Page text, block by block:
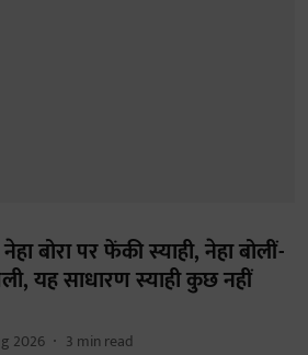
बोरा पर फेंकी स्याही, नेहा बोलीं-
यह साधारण स्याही कुछ नहीं
2026 3 min read